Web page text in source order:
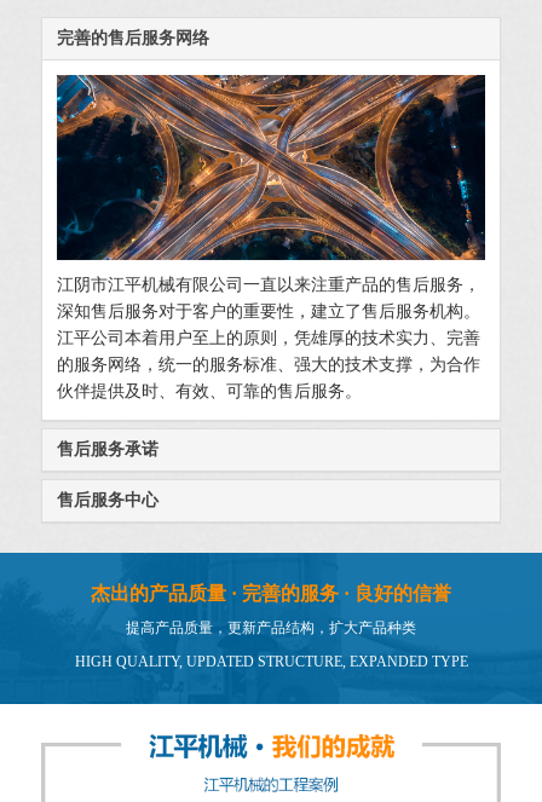
完善的售后服务网络
江阴市江平机械有限公司一直以来注重产品的售后服务，
深知售后服务对于客户的重要性，建立了售后服务机构。
江平公司本着用户至上的原则，凭雄厚的技术实力、完善
的服务网络，统一的服务标准、强大的技术支撑，为合作
伙伴提供及时、有效、可靠的售后服务。
售后服务承诺
售后服务中心
杰出的产品质量 · 完善的服务 · 良好的信誉
提高产品质量，更新产品结构，扩大产品种类
HIGH QUALITY, UPDATED STRUCTURE, EXPANDED TYPE